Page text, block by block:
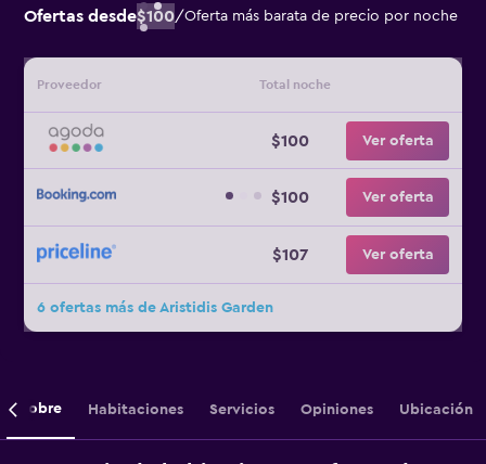
Ofertas desde$100/Oferta más barata de precio por noche
Proveedor Total noche
$100 Ver oferta
$100 Ver oferta
$107 Ver oferta
6 ofertas más de Aristidis Garden
Sobre Habitaciones Servicios Opiniones Ubicación